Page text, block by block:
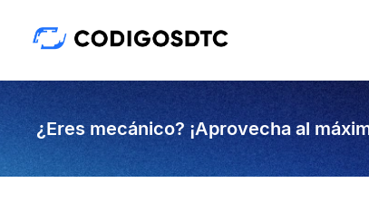
¿Eres mecánico? ¡Aprovecha al